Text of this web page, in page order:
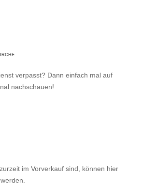
verpasst? Dann einfach mal auf
nachschauen!
im Vorverkauf sind, können hier